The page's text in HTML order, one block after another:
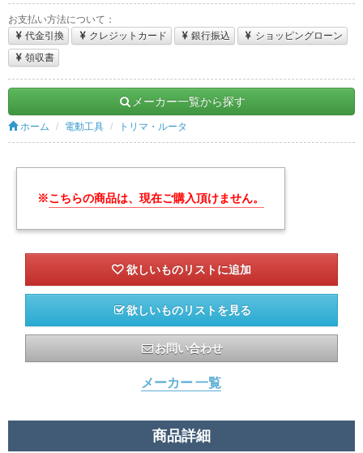
お支払い方法について：
代金引換
クレジットカード 銀行振込
ショッピングローン
領収書
メーカー一覧から探す
ホーム 電動工具 トリマ・ルータ
※こちらの商品は、現在ご購入頂けません。
欲しいものリストを見る
お問い合わせ
メーカー 一覧
商品詳細